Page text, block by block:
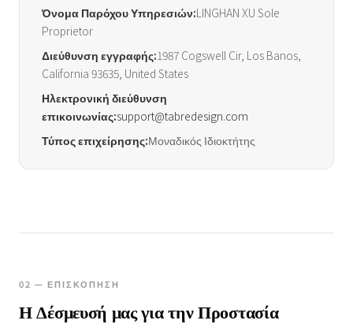
Όνομα Παρόχου Υπηρεσιών:LINGHAN XU Sole
Proprietor
Διεύθυνση εγγραφής:1987 Cogswell Cir, Los Banos,
California 93635, United States
Ηλεκτρονική διεύθυνση
επικοινωνίας:support@tabredesign.com
Τύπος επιχείρησης:Μοναδικός Ιδιοκτήτης
02 — ΕΠΙΣΚΌΠΗΣΗ
Η Δέσμευσή μας για την Προστασία